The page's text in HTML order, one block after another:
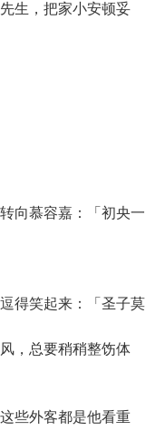
生，把家小安顿妥
向慕容嘉：「初央一
得笑起来：「圣子莫
，总要稍稍整饬体
些外客都是他看重